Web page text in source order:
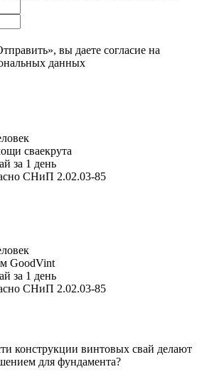
вы даете согласие на
данных
сваекрута
за 1 день
СНиП 2.02.03-85
GoodVint
за 1 день
СНиП 2.02.03-85
конструкции винтовых свай делают
для фундамента?